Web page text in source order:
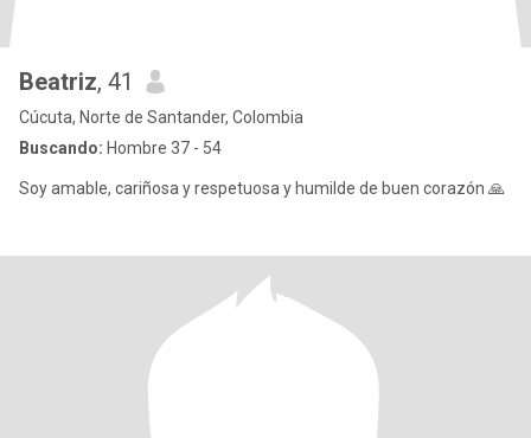
Beatriz, 41
Cúcuta, Norte de Santander, Colombia
Buscando: Hombre 37 - 54
Soy amable, cariñosa y respetuosa y humilde de buen corazón 🙏